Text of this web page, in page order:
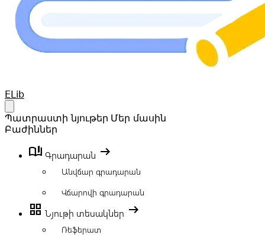
Your Company
ELib
Պատրաստի նյութեր Մեր մասին
Բաժիններ
book_ribbon Գրադարան arrow_right_alt
Անվճար գրադարան
Վճարովի գրադարան
grid_view Նյութի տեսակներ arrow_right_alt
Ռեֆերատ